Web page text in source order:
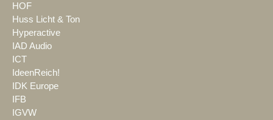
HOF
Huss Licht & Ton
Hyperactive
IAD Audio
ICT
IdeenReich!
IDK Europe
IFB
IGVW